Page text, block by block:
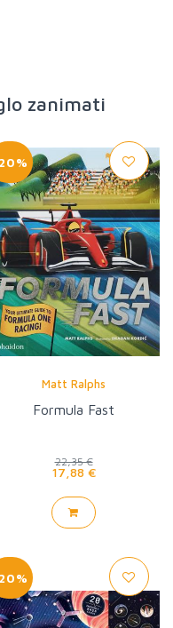
zanimati
Matt Ralphs
Formula Fast
22,35 €
17,88 €